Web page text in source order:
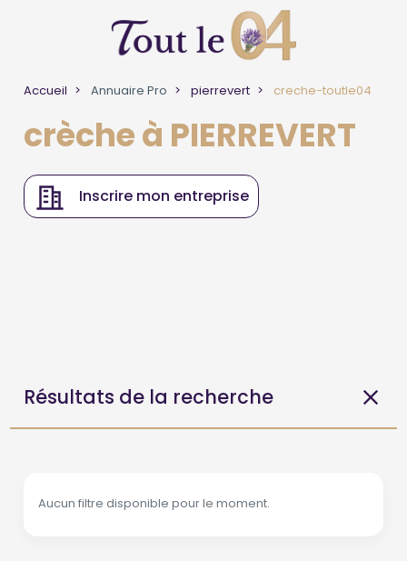
Accueil Annuaire Pro pierrevert creche-toutle04
crèche à PIERREVERT
Inscrire mon entreprise
Résultats de la recherche
Aucun filtre disponible pour le moment.